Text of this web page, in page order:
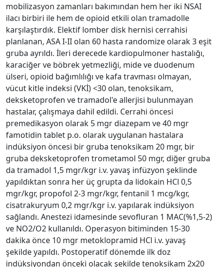
mobilizasyon zamanları bakımından hem her iki NSAI
ilacı birbiri ile hem de opioid etkili olan tramadolle
karşılaştırdık. Elektif lomber disk hernisi cerrahisi
planlanan, ASA I-II olan 60 hasta randomize olarak 3 eşit
gruba ayrıldı. İleri derecede kardiopulmoner hastalığı,
karaciğer ve böbrek yetmezliği, mide ve duodenum
ülseri, opioid bağımlılığı ve kafa travması olmayan,
vücut kitle indeksi (VKİ) <30 olan, tenoksikam,
deksketoprofen ve tramadol'e allerjisi bulunmayan
hastalar, çalışmaya dahil edildi. Cerrahi öncesi
premedikasyon olarak 5 mgr diazepam ve 40 mgr
famotidin tablet p.o. olarak uygulanan hastalara
indüksiyon öncesi bir gruba tenoksikam 20 mgr, bir
gruba deksketoprofen trometamol 50 mgr, diğer gruba
da tramadol 1,5 mgr/kgr i.v. yavaş infüzyon şeklinde
yapıldıktan sonra her üç grupta da lidokain HCl 0,5
mgr/kgr, propofol 2-3 mgr/kgr, fentanil 1 mcg/kgr,
cisatrakuryum 0,2 mgr/kgr i.v. yapılarak indüksiyon
sağlandı. Anestezi idamesinde sevofluran 1 MAC(%1,5-2)
ve NO2/O2 kullanıldı. Operasyon bitiminden 15-30
dakika önce 10 mgr metoklopramid HCl i.v. yavaş
şekilde yapıldı. Postoperatif dönemde ilk doz
indüksiyondan önceki olacak şekilde tenoksikam 2x20